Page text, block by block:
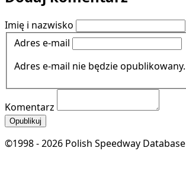
Imię i nazwisko
Adres e-mail
Adres e-mail nie będzie opublikowany.
Komentarz
Opublikuj
©1998 - 2026 Polish Speedway Database